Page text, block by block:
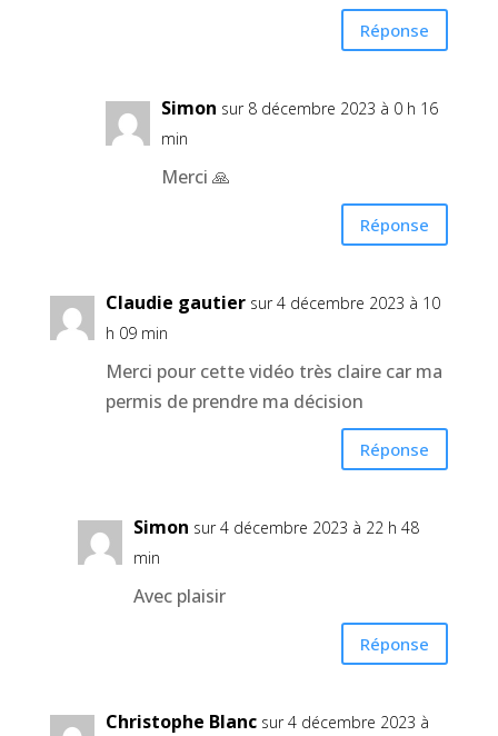
Réponse
Simon sur 8 décembre 2023 à 0 h 16
min
Merci 🙏
Réponse
Claudie gautier sur 4 décembre 2023 à 10
h 09 min
Merci pour cette vidéo très claire car ma
permis de prendre ma décision
Réponse
Simon sur 4 décembre 2023 à 22 h 48
min
Avec plaisir
Réponse
Christophe Blanc sur 4 décembre 2023 à